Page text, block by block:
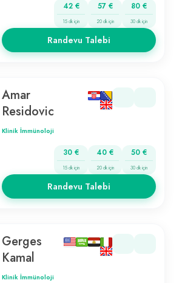
42 €
15 dk için
57 €
20 dk için
80 €
30 dk için
Randevu Talebi
Amar
Residovic
Klinik İmmünoloji
30 €
15 dk için
40 €
20 dk için
50 €
30 dk için
Randevu Talebi
Gerges
Kamal
Klinik İmmünoloji